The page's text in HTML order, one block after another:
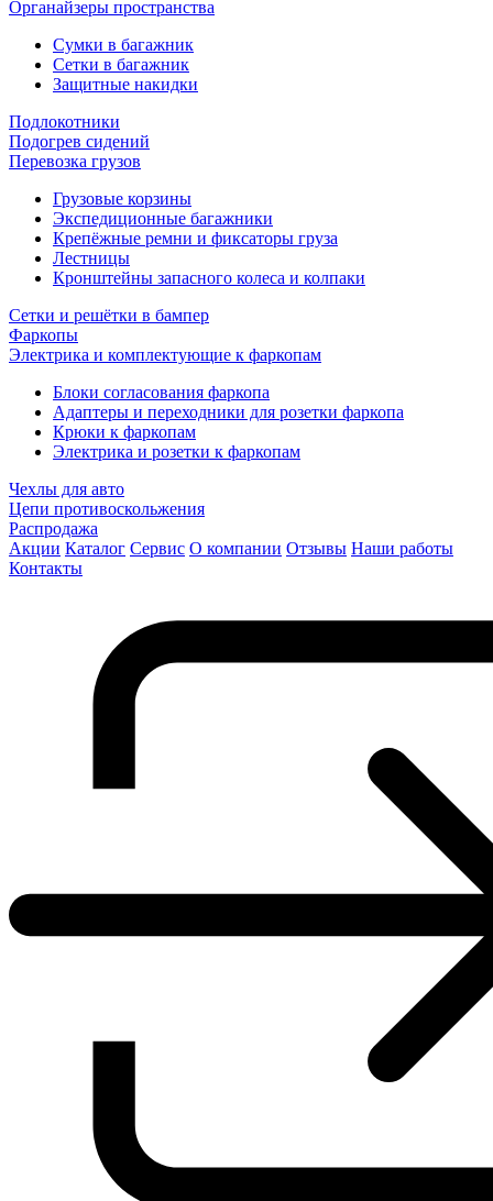
Органайзеры пространства
Сумки в багажник
Сетки в багажник
Защитные накидки
Подлокотники
Подогрев сидений
Перевозка грузов
Грузовые корзины
Экспедиционные багажники
Крепёжные ремни и фиксаторы груза
Лестницы
Кронштейны запасного колеса и колпаки
Сетки и решётки в бампер
Фаркопы
Электрика и комплектующие к фаркопам
Блоки согласования фаркопа
Адаптеры и переходники для розетки фаркопа
Крюки к фаркопам
Электрика и розетки к фаркопам
Чехлы для авто
Цепи противоскольжения
Распродажа
Акции Каталог Сервис О компании Отзывы Наши работы
Контакты